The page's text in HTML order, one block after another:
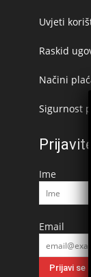
Uvjeti
Raskid
Načini
Sigurnost
Ime
Email